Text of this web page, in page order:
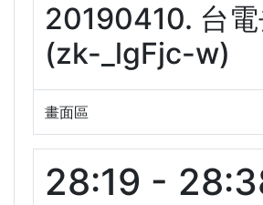
20190410. 台
(zk-_lgFjc-w)
畫面區
28:19 -